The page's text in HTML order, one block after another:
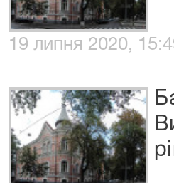
19 липня 2020,